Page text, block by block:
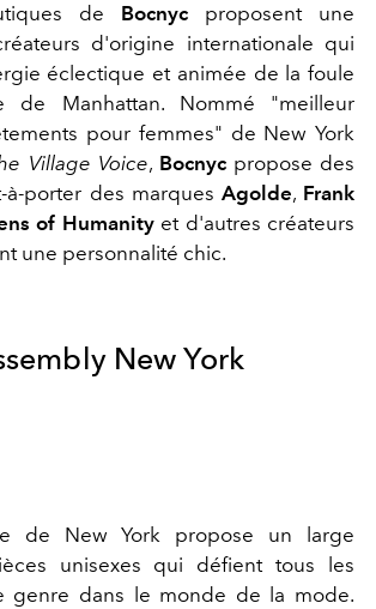
de Bocnyc proposent une
d'origine internationale qui
éclectique et animée de la foule
de Manhattan. Nommé "meilleur
pour femmes" de New York
Village Voice, Bocnycpropose des
porter des marques Agolde, Frank
of Humanityet d'autres créateurs
une personnalité chic.
New York
de New York propose un large
unisexes qui défient tous les
genre dans le monde de la mode.